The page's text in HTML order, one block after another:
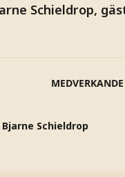
Schieldrop,
MEDVERKANDE
Bjarne Schieldrop